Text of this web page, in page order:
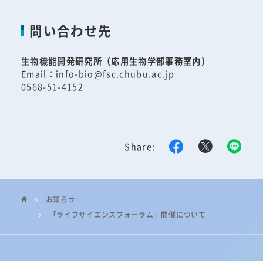
問い合わせ先
生物機能開発研究所（応用生物学部事務室内）
Email：info-bio@fsc.chubu.ac.jp
0568-51-4152
Share:
お知らせ
「ライフサイエンスフォーラム」開催について